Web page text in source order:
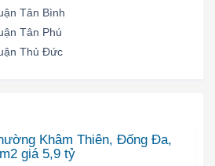
Tân Bình
Tân Phú
Thủ Đức
Khâm Thiên, Đống Đa,
giá 5,9 tỷ